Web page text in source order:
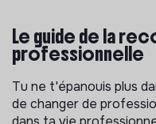
Le guide de la
professionnelle
Tu ne t'épanouis plus
de changer de